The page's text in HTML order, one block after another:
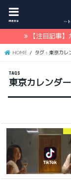
menu
【注目記事
HOME タグ : 東京カレ
東京カレンダー